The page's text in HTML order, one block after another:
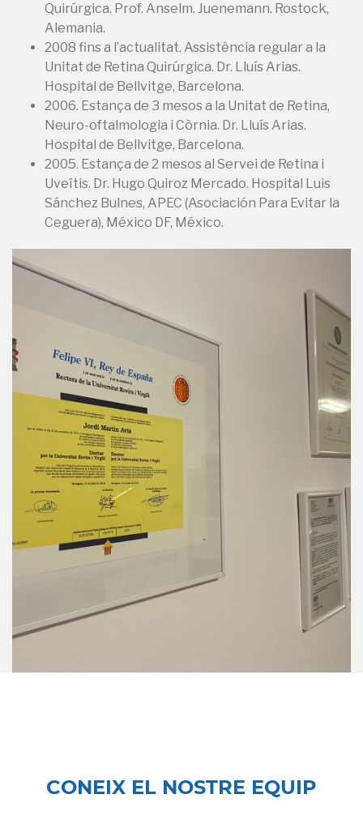
Quirúrgica. Prof. Anselm. Juenemann. Rostock,
Alemania.
2008 fins a l’actualitat. Assistència regular a la
Unitat de Retina Quirúrgica. Dr. Lluís Arias.
Hospital de Bellvitge, Barcelona.
2006. Estança de 3 mesos a la Unitat de Retina,
Neuro-oftalmologia i Còrnia. Dr. Lluís Arias.
Hospital de Bellvitge, Barcelona.
2005. Estança de 2 mesos al Servei de Retina i
Uveïtis. Dr. Hugo Quiroz Mercado. Hospital Luis
Sánchez Bulnes, APEC (Asociación Para Evitar la
Ceguera), México DF, México.
CONEIX EL NOSTRE EQUIP